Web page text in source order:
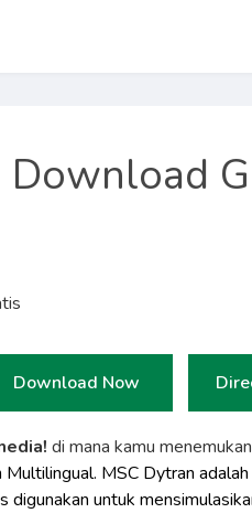
Download
Download Now
di mana kamu menemukan
MSC Dytran
digunakan untuk